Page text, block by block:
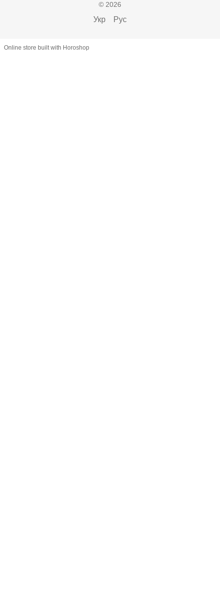
© 2026
Укр Рус
Online store built with Horoshop